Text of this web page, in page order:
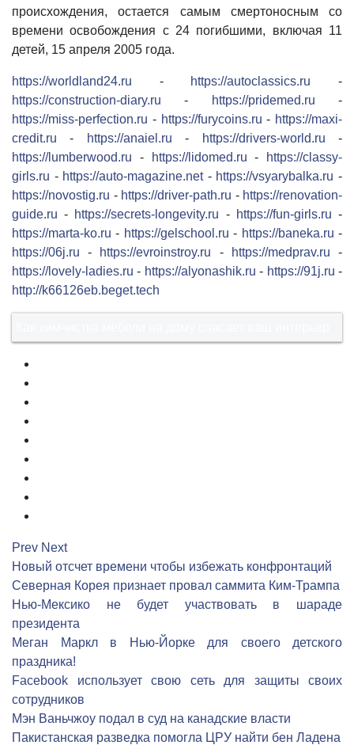
происхождения, остается самым смертоносным со
времени освобождения с 24 погибшими, включая 11
детей, 15 апреля 2005 года.
https://worldland24.ru - https://autoclassics.ru -
https://construction-diary.ru - https://pridemed.ru -
https://miss-perfection.ru - https://furycoins.ru - https://maxi-
credit.ru - https://anaiel.ru - https://drivers-world.ru -
https://lumberwood.ru - https://lidomed.ru -
https://classy-
girls.ru - https://auto-magazine.net- https://vsyarybalka.ru -
https://novostig.ru - https://driver-path.ru - https://renovation-
guide.ru - https://secrets-longevity.ru - https://fun-girls.ru -
https://marta-ko.ru - https://gelschool.ru - https://baneka.ru -
https://06j.ru - https://evroinstroy.ru - https://medprav.ru -
https://lovely-ladies.ru - https://alyonashik.ru - https://91j.ru -
http://k66126eb.beget.tech
Prev Next
Новый отсчет времени чтобы избежать конфронтаций
Северная Корея признает провал саммита Ким-Трампа
Нью-Мексико не будет участвовать в шараде
президента
Меган Маркл в Нью-Йорке для своего детского
праздника!
Facebook использует свою сеть для защиты своих
сотрудников
Мэн Ваньчжоу подал в суд на канадские власти
Пакистанская разведка помогла ЦРУ найти бен Ладена